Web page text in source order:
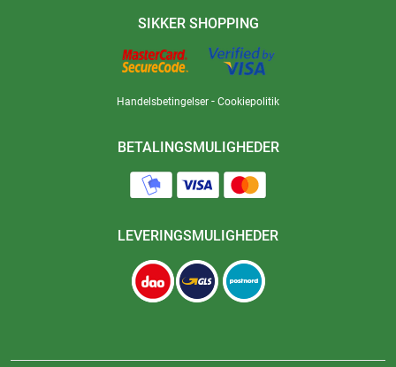
SIKKER SHOPPING
Handelsbetingelser - Cookiepolitik
BETALINGSMULIGHEDER
LEVERINGSMULIGHEDER